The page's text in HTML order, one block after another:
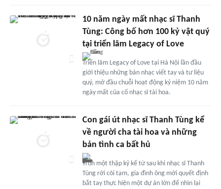
10 năm ngày mất nhạc sĩ Thanh
Tùng: Công bố hơn 100 kỷ vật quý
tại triển lãm Legacy of Love
Triển lãm Legacy of Love tại Hà Nội lần đầu
giới thiệu những bản nhạc viết tay và tư liệu
quý, mở đầu chuỗi hoạt động kỷ niệm 10 năm
ngày mất của cố nhạc sĩ tài hoa.
Con gái út nhạc sĩ Thanh Tùng kể
về người cha tài hoa và những
bản tình ca bất hủ
Tròn một thập kỷ kể từ sau khi nhạc sĩ Thanh
Tùng rời cõi tạm, gia đình ông mới quyết định
bắt tay thực hiện một dự án lớn để nhìn lại